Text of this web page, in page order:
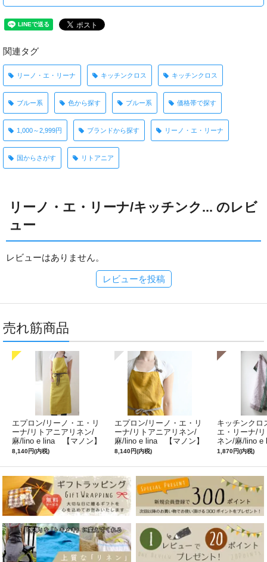
関連タグ
リーノ・エ・リーナ キッチンクロス キッチンクロス
ブルー系 色から探す ブルー系 価格帯で探す
1,000～2,999円 ブランドから探す リーノ・エ・リーナ
国からさがす リトアニア
リーノ・エ・リーナ/キッチンク... のレビ
ュー
レビューはありません。
レビューを投稿
売れ筋商品
エプロン/リーノ・エ・リ
ーナ/リトアニアリネン/
麻/lino e lina 【マノン】
ミモザ
8,140円(内税)
エプロン/リーノ・エ・リ
ーナ/リトアニアリネン/
麻/lino e lina 【マノン】
サフランイエロー
8,140円(内税)
キッチンクロ
エ・リーナ/
ネン/麻/lino
ルフィ】パー
1,870円(内税)